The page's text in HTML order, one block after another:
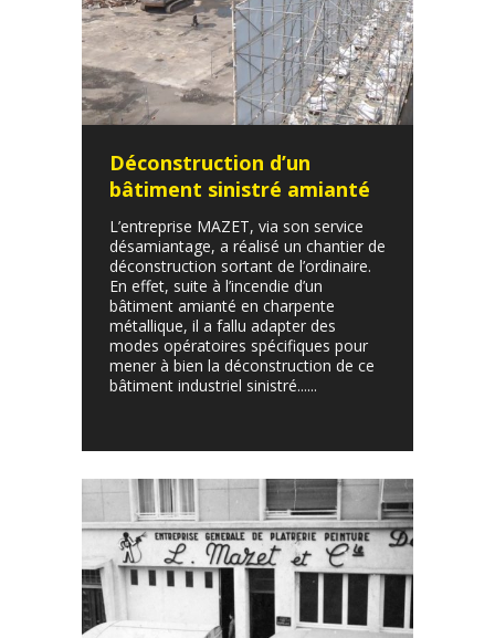
Déconstruction d’un
bâtiment sinistré amianté
L’entreprise MAZET, via son service
désamiantage, a réalisé un chantier de
déconstruction sortant de l’ordinaire.
En effet, suite à l’incendie d’un
bâtiment amianté en charpente
métallique, il a fallu adapter des
modes opératoires spécifiques pour
mener à bien la déconstruction de ce
bâtiment industriel sinistré......